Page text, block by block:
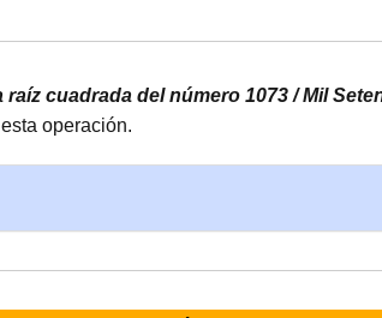
raíz cuadrada del número 1073 / Mil
operación.